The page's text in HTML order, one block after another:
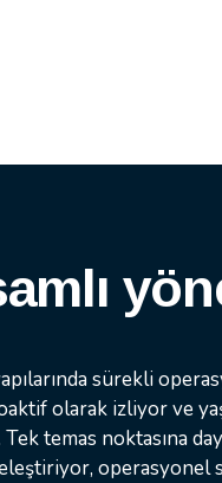
uca
teknoloji
tasarlıyor, entegre
sürekli operasyona
uyumlu,
sürekli
olarak izliyor ve
temas noktasına
özel olarak
hızlı ve hatasız
desteklediğimiz
çevikliğinizi